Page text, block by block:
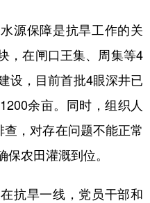
湖北 湖南
海南 重庆
云南 西藏
青海 宁夏
黑龙江
保障是抗旱工作的关
，在闸口王集、周集等4
设，目前首批4眼深井已
余亩。同时，组织人
查，对存在问题不能正常
农田灌溉到位。
旱一线，党员干部和